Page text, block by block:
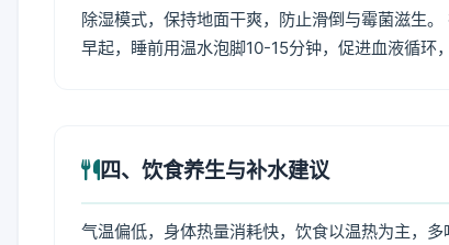
除湿模式，保持地面干爽，防止滑倒与霉菌滋生
早起，睡前用温水泡脚10-15分钟，促进血液循环
四、饮食养生与补水建议
气温偏低，身体热量消耗快，饮食以温热为主，